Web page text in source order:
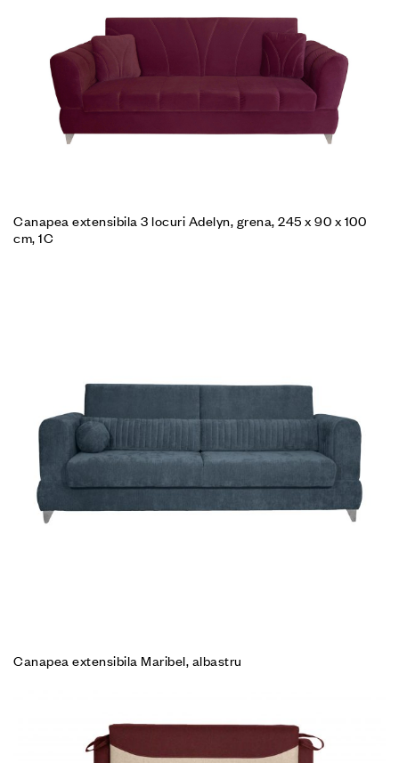
Canapea extensibila 3 locuri Adelyn, grena, 245 x 90 x 100
cm, 1C
Canapea extensibila Maribel, albastru